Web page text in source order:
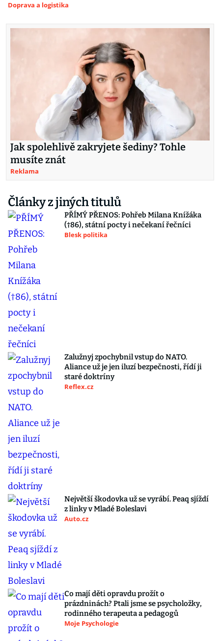
Doprava a logistika
Jak spolehlivě zakryjete šediny? Tohle
musíte znát
Reklama
Články z jiných titulů
PŘÍMÝ PŘENOS: Pohřeb Milana Knížáka
(†86), státní pocty i nečekaní řečníci
Blesk politika
Zalužnyj zpochybnil vstup do NATO.
Aliance už je jen iluzí bezpečnosti, řídí ji
staré doktríny
Reflex.cz
Největší škodovka už se vyrábí. Peaq sjíždí
z linky v Mladé Boleslavi
Auto.cz
Co mají děti opravdu prožít o
prázdninách? Ptali jsme se psycholožky,
rodinného terapeuta a pedagogů
Moje Psychologie